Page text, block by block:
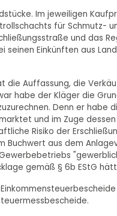
Im jeweiligen
für Schmutz-
und das
Einkünften aus
Auffassung, die
habe der Kläger die
Denn er habe
und im Zuge
Risiko der
Buchwert aus dem
gemäß § 6b EStG